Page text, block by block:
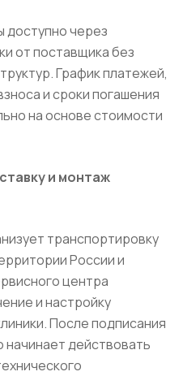
доступно через
от поставщика без
График платежей,
и сроки погашения
на основе стоимости
и монтаж
транспортировку
России и
центра
и настройку
После подписания
начинает действовать